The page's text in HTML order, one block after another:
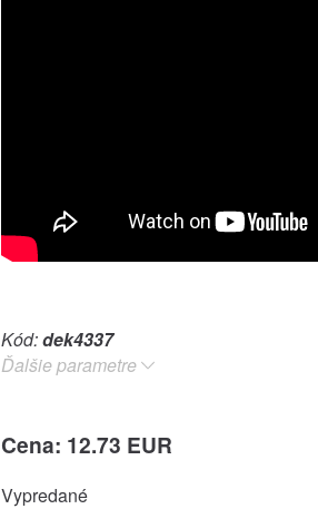
Kód:dek4337
Ďalšie parametre
Cena: 12.73 EUR
Vypredané